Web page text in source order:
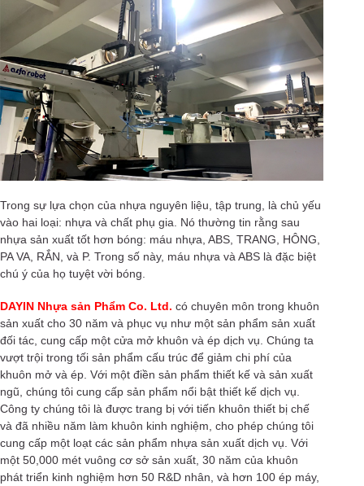
Trong sự lựa chọn của nhựa nguyên liệu, tập trung, là chủ yếu
vào hai loại: nhựa và chất phụ gia. Nó thường tin rằng sau
nhựa sản xuất tốt hơn bóng: máu nhựa, ABS, TRANG, HÔNG,
PA VA, RẮN, và P. Trong số này, máu nhựa và ABS là đặc biệt
chú ý của họ tuyệt vời bóng.
DAYIN Nhựa sản Phẩm Co. Ltd. có chuyên môn trong khuôn
sản xuất cho 30 năm và phục vụ như một sản phẩm sản xuất
đối tác, cung cấp một cửa mở khuôn và ép dịch vụ. Chúng ta
vượt trội trong tối sản phẩm cấu trúc để giảm chi phí của
khuôn mở và ép. Với một điền sản phẩm thiết kế và sản xuất
ngũ, chúng tôi cung cấp sản phẩm nổi bật thiết kế dịch vụ.
Công ty chúng tôi là được trang bị với tiến khuôn thiết bị chế
và đã nhiều năm làm khuôn kinh nghiệm, cho phép chúng tôi
cung cấp một loạt các sản phẩm nhựa sản xuất dịch vụ. Với
một 50,000 mét vuông cơ sở sản xuất, 30 năm của khuôn
phát triển kinh nghiệm hơn 50 R&D nhân, và hơn 100 ép máy,